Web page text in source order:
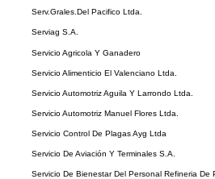
Serv.Grales.Del Pacifico Ltda.
Serviag S.A.
Servicio Agricola Y Ganadero
Servicio Alimenticio El Valenciano Ltda.
Servicio Automotriz Aguila Y Larrondo Ltda.
Servicio Automotriz Manuel Flores Ltda.
Servicio Control De Plagas Ayg Ltda
Servicio De Aviación Y Terminales S.A.
Servicio De Bienestar Del Personal Refineria De